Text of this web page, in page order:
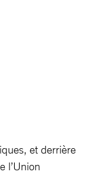
et derrière
l’Union